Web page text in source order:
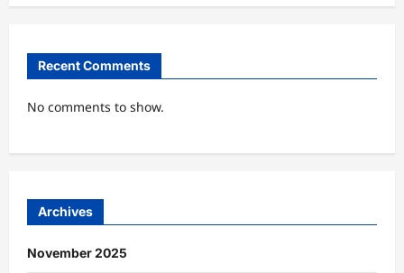
Recent Comments
No comments to show.
Archives
November 2025